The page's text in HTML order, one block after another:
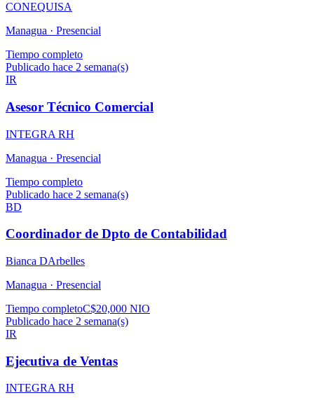
CONEQUISA
Managua · Presencial
Tiempo completo
Publicado hace 2 semana(s)
IR
Asesor Técnico Comercial
INTEGRA RH
Managua · Presencial
Tiempo completo
Publicado hace 2 semana(s)
BD
Coordinador de Dpto de Contabilidad
Bianca DArbelles
Managua · Presencial
Tiempo completoC$20,000 NIO
Publicado hace 2 semana(s)
IR
Ejecutiva de Ventas
INTEGRA RH